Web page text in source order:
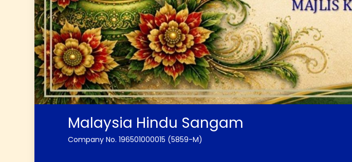
Malaysia Hindu Sangam
Company No. 196501000015 (5859-M)